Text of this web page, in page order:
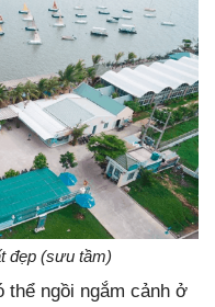
đẹp (sưu tầm)
thể ngồi ngắm cảnh ở